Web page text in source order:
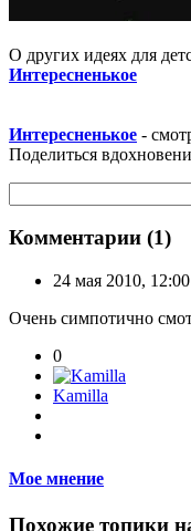
О других идеях для
Интересненькое
Интересненькое -
Поделиться
Комментарии (1)
24 мая 2010, 12:00
Очень симпотично
0
Kamilla
Мое мнение
Похожие топики